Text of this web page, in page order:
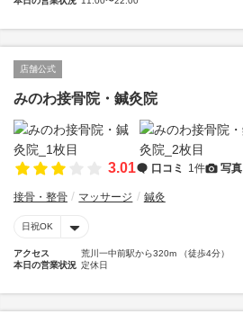
店舗公式
みのわ接骨院・鍼灸院
3.01 口コミ 1件 写真
接骨・整骨 マッサージ 鍼灸
日祝OK
アクセス
荒川一中前駅から320m （徒歩4分）
本日の営業状況 定休日